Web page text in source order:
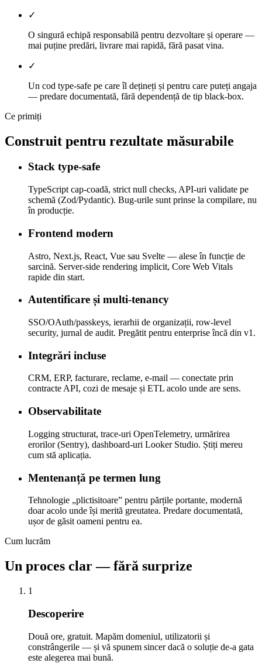
✓
O singură echipă responsabilă pentru dezvoltare și operare —
mai puține predări, livrare mai rapidă, fără pasat vina.
✓
Un cod type-safe pe care îl dețineți și pentru care puteți angaja
— predare documentată, fără dependență de tip black-box.
Ce primiți
Construit pentru rezultate măsurabile
Stack type-safe
TypeScript cap-coadă, strict null checks, API-uri validate pe
schemă (Zod/Pydantic). Bug-urile sunt prinse la compilare, nu
în producție.
Frontend modern
Astro, Next.js, React, Vue sau Svelte — alese în funcție de
sarcină. Server-side rendering implicit, Core Web Vitals
rapide din start.
Autentificare și multi-tenancy
SSO/OAuth/passkeys, ierarhii de organizații, row-level
security, jurnal de audit. Pregătit pentru enterprise încă din v1.
Integrări incluse
CRM, ERP, facturare, reclame, e-mail — conectate prin
contracte API, cozi de mesaje și ETL acolo unde are sens.
Observabilitate
Logging structurat, trace-uri OpenTelemetry, urmărirea
erorilor (Sentry), dashboard-uri Looker Studio. Știți mereu
cum stă aplicația.
Mentenanță pe termen lung
Tehnologie „plictisitoare” pentru părțile portante, modernă
doar acolo unde își merită greutatea. Predare documentată,
ușor de găsit oameni pentru ea.
Cum lucrăm
Un proces clar — fără surprize
1
Descoperire
Două ore, gratuit. Mapăm domeniul, utilizatorii și
constrângerile — și vă spunem sincer dacă o soluție de-a gata
este alegerea mai bună.